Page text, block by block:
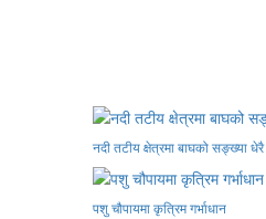
नदी तटीय क्षेत्रमा बाघको सङ्ख्या धेरै
पशु चौपायमा कृत्रिम गर्भाधान